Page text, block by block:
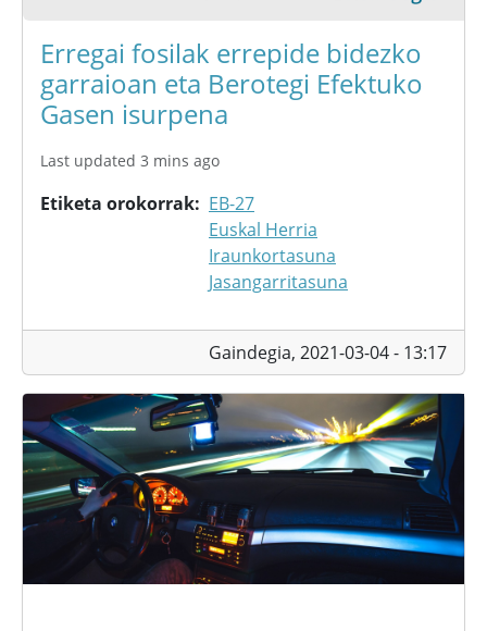
Erregai fosilak errepide bidezko
garraioan eta Berotegi Efektuko
Gasen isurpena
Last updated 3 mins ago
Etiketa orokorrak
EB-27
Euskal Herria
Iraunkortasuna
Jasangarritasuna
Gaindegia, 2021-03-04 - 13:17